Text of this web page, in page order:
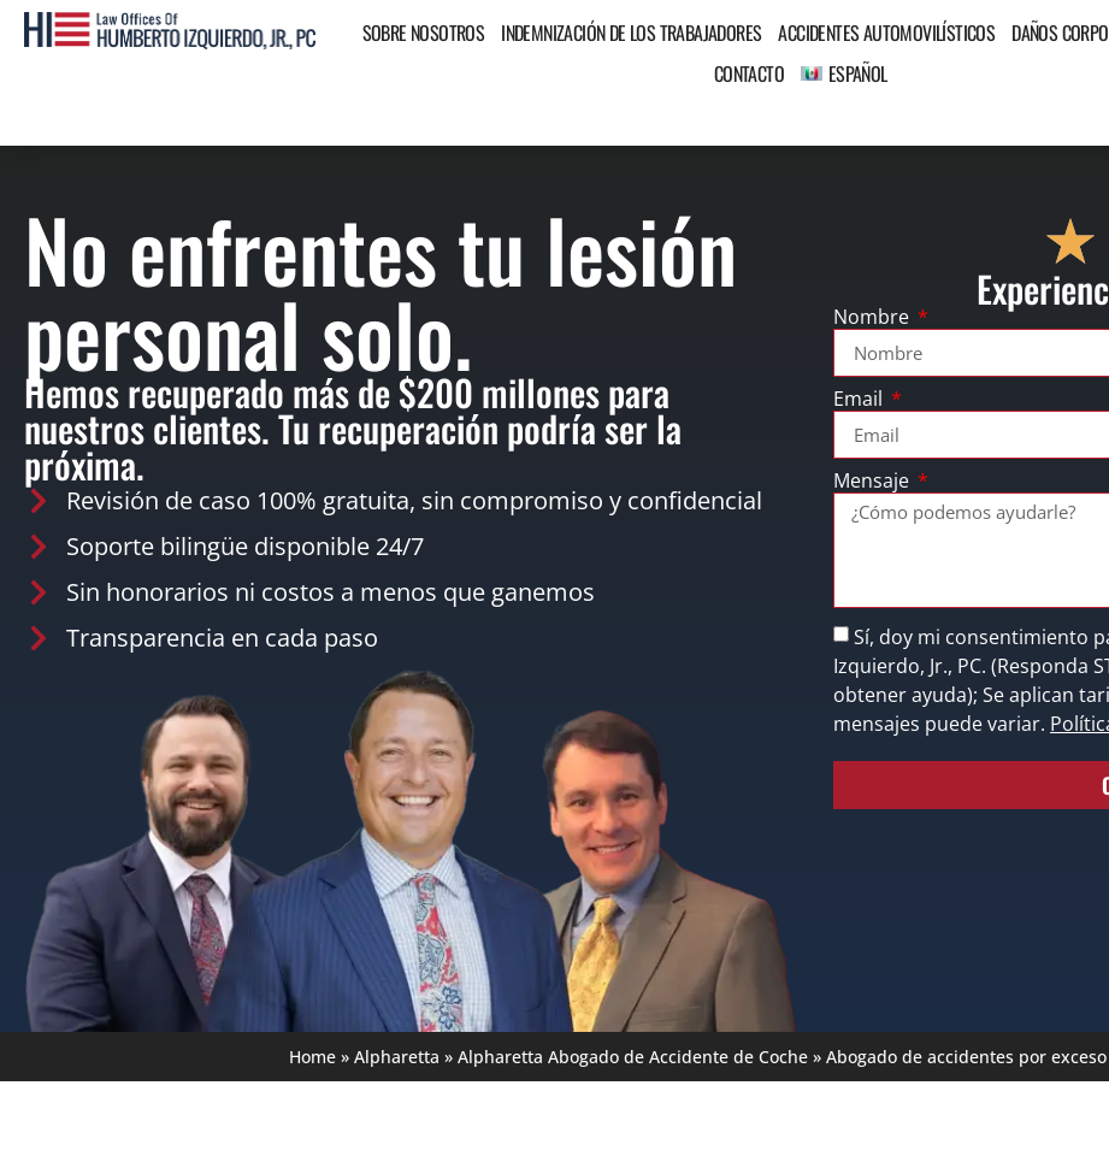
SOBRE NOSOTROS INDEMNIZACIÓN DE LOS TRABAJADORES ACCIDENTES AUTOMOVILÍSTICOS DAÑOS
CONTACTO
ESPAÑOL
No enfrentes tu lesión
personal solo.
Hemos recuperado más de $200 millones para
nuestros clientes. Tu recuperación podría ser la
próxima.
Revisión de caso 100% gratuita, sin compromiso y confidencial
Soporte bilingüe disponible 24/7
Sin honorarios ni costos a menos que ganemos
Transparencia en cada paso
Nombre
Email
Mensaje
Sí, doy mi consentimiento
Izquierdo, Jr., PC. (Responda
obtener ayuda); Se aplican
mensajes puede variar.
Home » Alpharetta » Alpharetta Abogado de Accidente de Coche » Abogado de accidentes por